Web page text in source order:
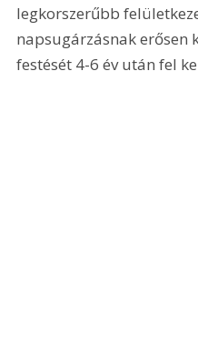
legkorszerűbb
napsugárzásnak erősen
festését 4-6 év után fel